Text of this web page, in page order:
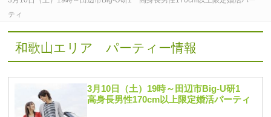
ティ
和歌山エリア パーティー情報
3月10日（土）19時～田辺市Big-U研1
高身長男性170cm以上限定婚活パーティ